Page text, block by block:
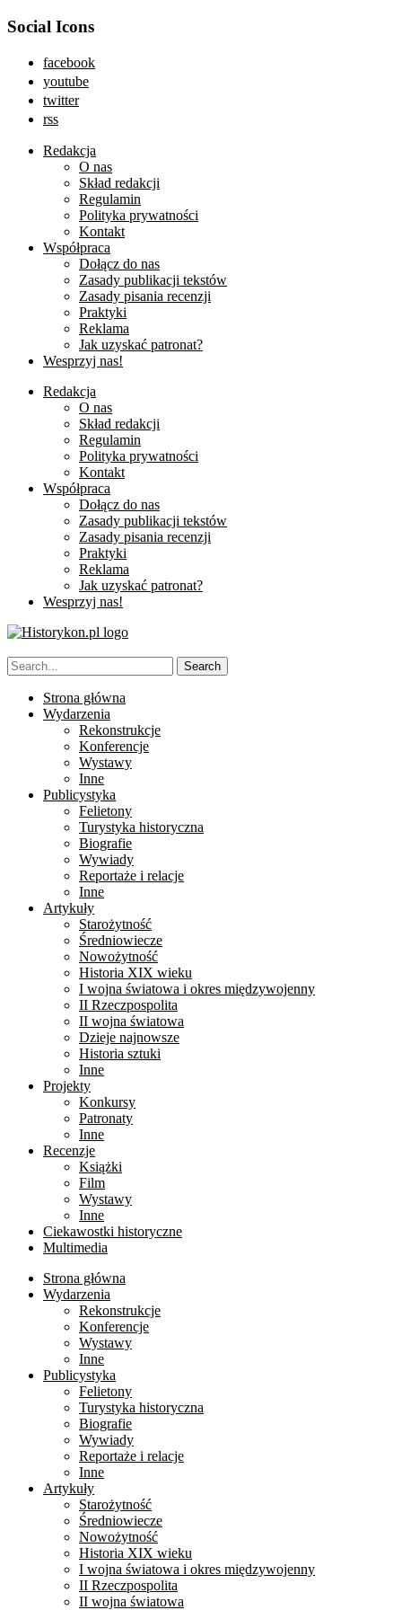
Social Icons
facebook
youtube
twitter
rss
Redakcja
O nas
Skład redakcji
Regulamin
Polityka prywatności
Kontakt
Współpraca
Dołącz do nas
Zasady publikacji tekstów
Zasady pisania recenzji
Praktyki
Reklama
Jak uzyskać patronat?
Wesprzyj nas!
Redakcja
O nas
Skład redakcji
Regulamin
Polityka prywatności
Kontakt
Współpraca
Dołącz do nas
Zasady publikacji tekstów
Zasady pisania recenzji
Praktyki
Reklama
Jak uzyskać patronat?
Wesprzyj nas!
Strona główna
Wydarzenia
Rekonstrukcje
Konferencje
Wystawy
Inne
Publicystyka
Felietony
Turystyka historyczna
Biografie
Wywiady
Reportaże i relacje
Inne
Artykuły
Starożytność
Średniowiecze
Nowożytność
Historia XIX wieku
I wojna światowa i okres międzywojenny
II Rzeczpospolita
II wojna światowa
Dzieje najnowsze
Historia sztuki
Inne
Projekty
Konkursy
Patronaty
Inne
Recenzje
Książki
Film
Wystawy
Inne
Ciekawostki historyczne
Multimedia
Strona główna
Wydarzenia
Rekonstrukcje
Konferencje
Wystawy
Inne
Publicystyka
Felietony
Turystyka historyczna
Biografie
Wywiady
Reportaże i relacje
Inne
Artykuły
Starożytność
Średniowiecze
Nowożytność
Historia XIX wieku
I wojna światowa i okres międzywojenny
II Rzeczpospolita
II wojna światowa